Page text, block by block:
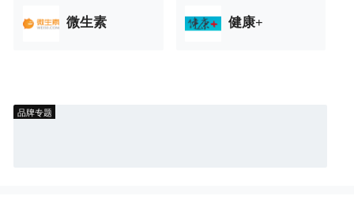
微生素 健康+
品牌专题